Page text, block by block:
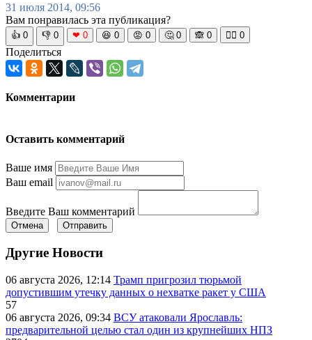
31 июля 2014, 09:56
Вам понравилась эта публикация?
👍 0 👎 0 ❤ 0 😆 0 😡 0 🤔 0 🙈 0 🧘‍♀️ 0
Поделиться
Комментарии
Оставить комментарий
Ваше имя
Ваш email
Введите Ваш комментарий
Отмена Отправить
Другие Новости
06 августа 2026, 12:14 Трамп пригрозил тюрьмой
допустившим утечку данных о нехватке ракет у США
57
06 августа 2026, 09:34 ВСУ атаковали Ярославль:
предварительной целью стал один из крупнейших НПЗ